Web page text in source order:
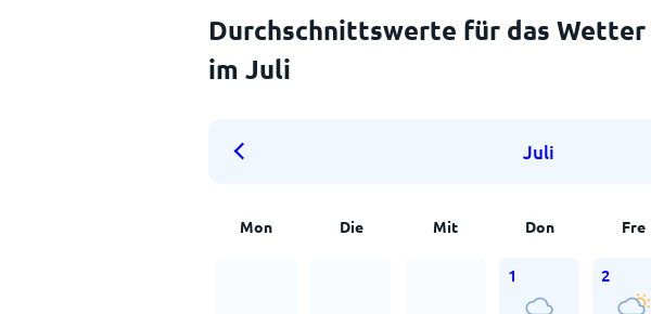
Durchschnittswerte für das
im Juli
Juli
Mon Die Mit Don Fre
1 2